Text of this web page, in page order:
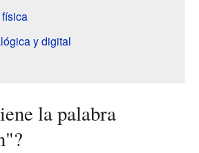
y digital
la palabra